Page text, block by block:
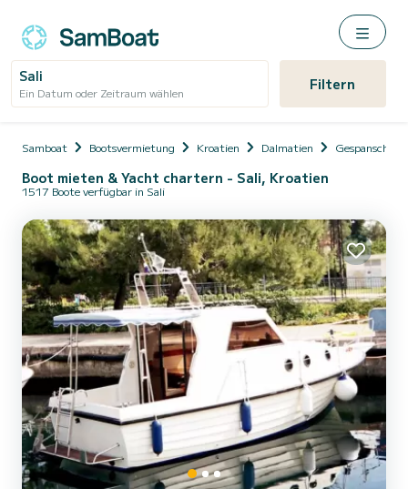
Sali
Ein Datum oder Zeitraum wählen Filtern
Samboat Bootsvermietung Kroatien Dalmatien Gespanschaft
Boot mieten & Yacht chartern - Sali, Kroatien
1517 Boote verfügbar in Sali